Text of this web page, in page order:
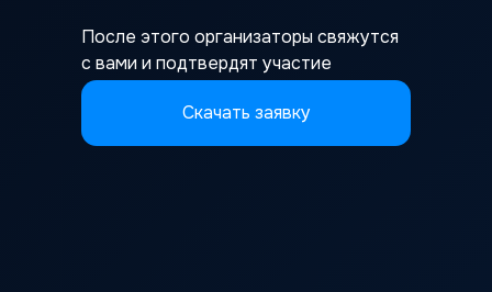
После этого организаторы свяжутся
с вами и подтвердят участие
Скачать заявку